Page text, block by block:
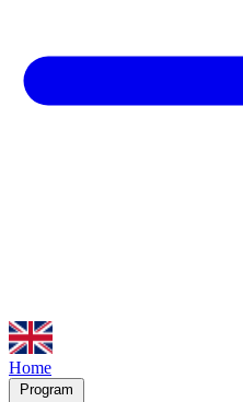
Home
Program